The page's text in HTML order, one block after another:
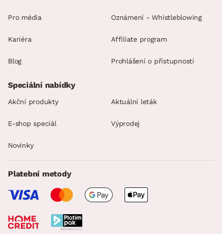
Pro média
Kariéra
Blog
Oznámení - Whistleblowing
Affiliate program
Prohlášení o přístupnosti
Speciální nabídky
Akční produkty Aktuální leták
E-shop speciál Výprodej
Novinky
Platební metody